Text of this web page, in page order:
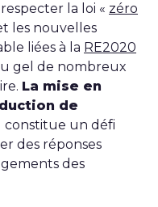
la loi « zéro
les nouvelles
liées à la RE2020
gel de nombreux
La mise en
de
constitue un défi
des réponses
des